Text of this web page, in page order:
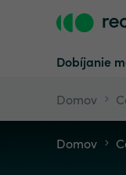
Dobíjanie
Domov
Domov